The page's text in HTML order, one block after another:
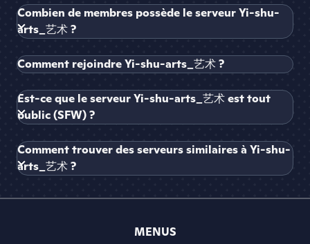
Combien de membres possède le serveur Yi-shu-
arts_艺术 ?
Comment rejoindre Yi-shu-arts_艺术 ?
Est-ce que le serveur Yi-shu-arts_艺术 est tout
public (SFW) ?
Comment trouver des serveurs similaires à Yi-shu-
arts_艺术 ?
MENUS